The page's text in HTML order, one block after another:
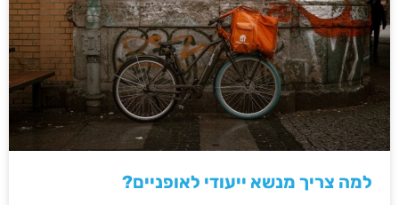
למה צריך מנשא ייעודי לאופניים?